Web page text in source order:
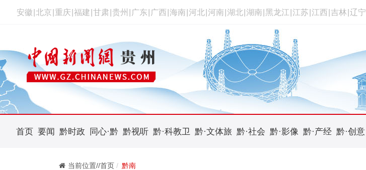
安徽 北京 重庆 福建 甘肃 贵州 广东 广西 海南 河北 河南 湖北 湖南 黑龙江 江苏 江西 吉林 辽宁
首页 要闻 黔时政 同心·黔 黔视听 黔·科教卫 黔·文体旅 黔·社会 黔·影像 黔·产经 黔·创意
当前位置//首页 黔南